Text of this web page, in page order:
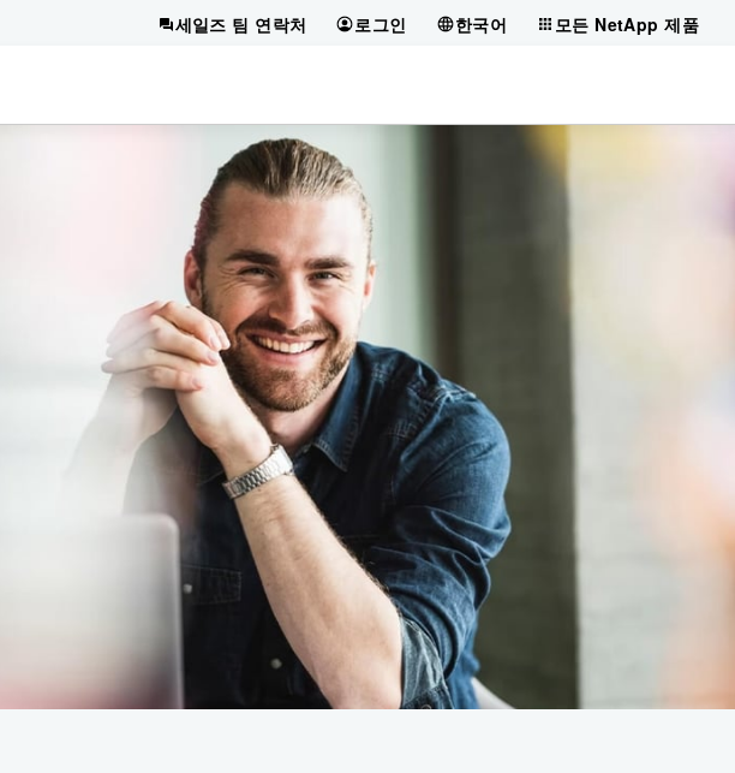
세일즈 팀 연락처 로그인 한국어 모든 NetApp 제품